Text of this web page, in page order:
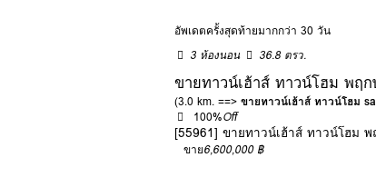
อัพเดตครั้งสุดท้ายมากกว่า 30 วัน
3 ห้องนอน
36.8 ตรว.
ขายทาวน์เฮ้าส์ ทาวน์โฮม พฤ
(3.0 km. ==> ขายทาวน์เฮ้าส์ ทาวน์โฮม
100%Off
[55961] ขายทาวน์เฮ้าส์ ทาวน์โฮม
ขาย6,600,000 ฿